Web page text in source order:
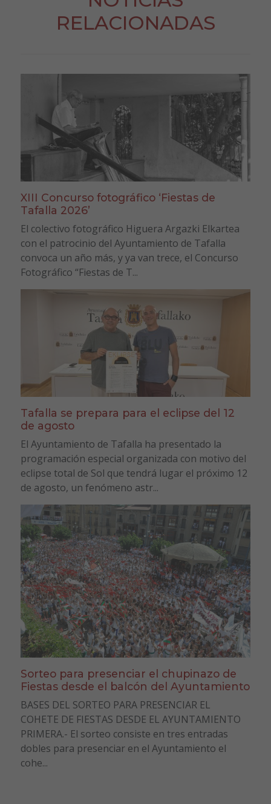
RELACIONADAS
XIII Concurso fotográfico ‘Fiestas de
Tafalla 2026’
El colectivo fotográfico Higuera Argazki Elkartea
con el patrocinio del Ayuntamiento de Tafalla
convoca un año más, y ya van trece, el Concurso
Fotográfico “Fiestas de T...
Tafalla se prepara para el eclipse del 12
de agosto
El Ayuntamiento de Tafalla ha presentado la
programación especial organizada con motivo del
eclipse total de Sol que tendrá lugar el próximo 12
de agosto, un fenómeno astr...
Sorteo para presenciar el chupinazo de
Fiestas desde el balcón del Ayuntamiento
BASES DEL SORTEO PARA PRESENCIAR EL
COHETE DE FIESTAS DESDE EL AYUNTAMIENTO
PRIMERA.- El sorteo consiste en tres entradas
dobles para presenciar en el Ayuntamiento el
cohe...